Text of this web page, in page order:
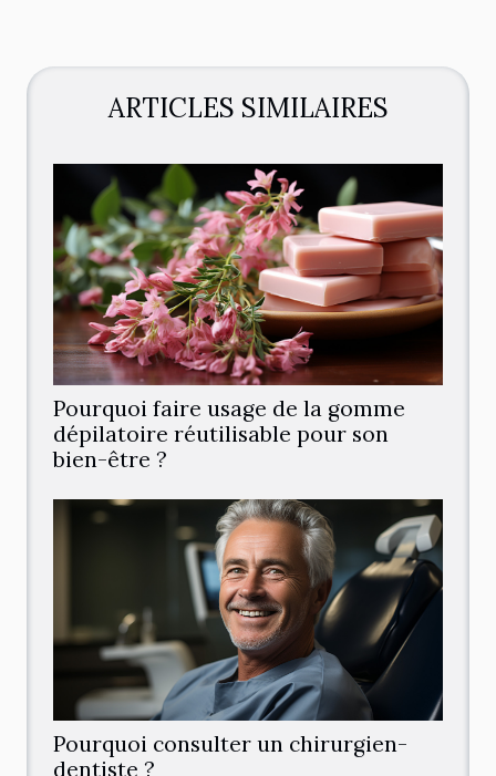
ARTICLES SIMILAIRES
Pourquoi faire usage de la gomme
dépilatoire réutilisable pour son
bien-être ?
Pourquoi consulter un chirurgien-
dentiste ?